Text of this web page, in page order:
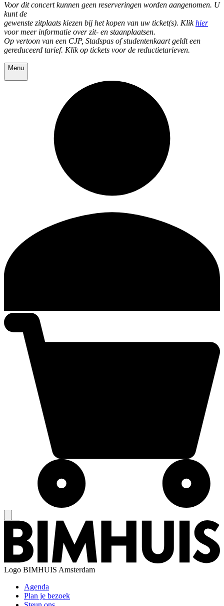
Voor dit concert kunnen geen reserveringen worden aangenomen. U
kunt de
gewenste zitplaats kiezen bij het kopen van uw ticket(s). Klikhier
voor meer informatie over zit- en staanplaatsen.
Op vertoon van een CJP, Stadspas of studentenkaart geldt een
gereduceerd tarief. Klik op tickets voor de reductietarieven.
Menu
Logo BIMHUIS Amsterdam
Agenda
Plan je bezoek